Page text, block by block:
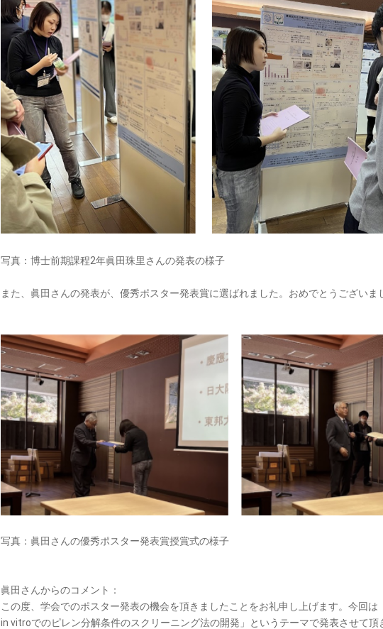
写真：博士前期課程2年眞田珠里さんの発表の様子
また、眞田さんの発表が、優秀ポスター発表賞に選ばれました。おめでとうございま
写真：眞田さんの優秀ポスター発表賞授賞式の様子
眞田さんからのコメント：
この度、学会でのポスター発表の機会を頂きましたことをお礼申し上げます。今回は
in vitroでのピレン分解条件のスクリーニング法の開発」というテーマで発表させて頂